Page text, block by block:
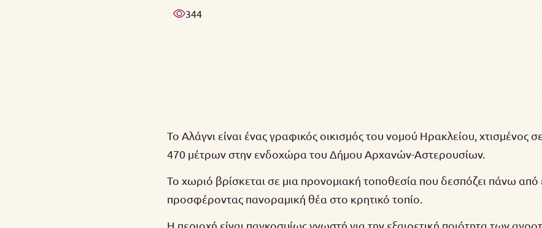
344
Το Αλάγνι είναι ένας γραφικός οικισμός του νομού Ηρακλείου, χτισμένος
470 μέτρων στην ενδοχώρα του Δήμου Αρχανών-Αστερουσίων.
Το χωριό βρίσκεται σε μια προνομιακή τοποθεσία που δεσπόζει πάνω από
προσφέροντας πανοραμική θέα στο κρητικό τοπίο.
Η περιοχή είναι παγκοσμίως γνωστή για την εξαιρετική ποιότητα των